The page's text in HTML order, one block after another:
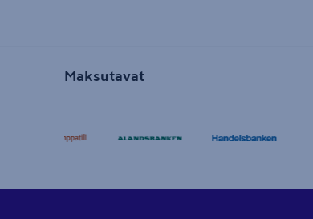
Maksutavat